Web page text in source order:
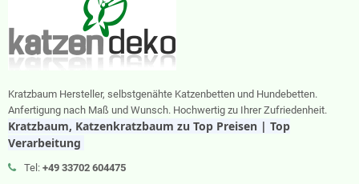
Kratzbaum Hersteller, selbstgenähte Katzenbetten und Hundebetten.
Anfertigung nach Maß und Wunsch. Hochwertig zu Ihrer Zufriedenheit.
Kratzbaum, Katzenkratzbaum zu Top Preisen | Top
Verarbeitung
Tel: +49 33702 604475